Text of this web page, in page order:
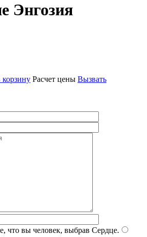
Энгозия
корзину Расчет цены Вызвать
что вы человек, выбрав Сердце.